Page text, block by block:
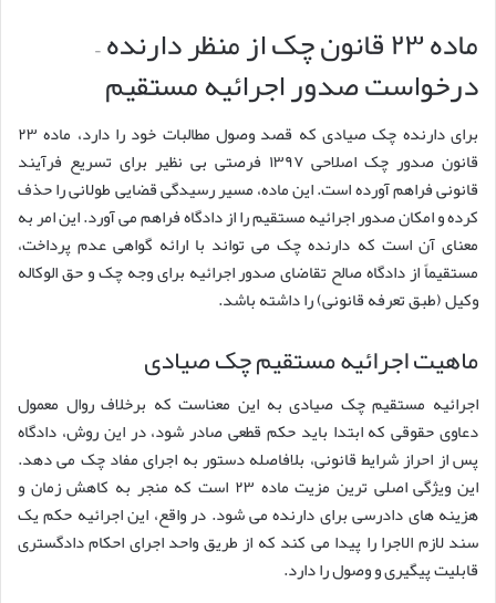
ماده ۲۳ قانون چک از منظر دارنده –
درخواست صدور اجرائیه مستقیم
برای دارنده چک صیادی که قصد وصول مطالبات خود را دارد، ماده ۲۳
قانون صدور چک اصلاحی ۱۳۹۷ فرصتی بی نظیر برای تسریع فرآیند
قانونی فراهم آورده است. این ماده، مسیر رسیدگی قضایی طولانی را حذف
کرده و امکان صدور اجرائیه مستقیم را از دادگاه فراهم می آورد. این امر به
معنای آن است که دارنده چک می تواند با ارائه گواهی عدم پرداخت،
مستقیماً از دادگاه صالح تقاضای صدور اجرائیه برای وجه چک و حق الوکاله
وکیل (طبق تعرفه قانونی) را داشته باشد.
ماهیت اجرائیه مستقیم چک صیادی
اجرائیه مستقیم چک صیادی به این معناست که برخلاف روال معمول
دعاوی حقوقی که ابتدا باید حکم قطعی صادر شود، در این روش، دادگاه
پس از احراز شرایط قانونی، بلافاصله دستور به اجرای مفاد چک می دهد.
این ویژگی اصلی ترین مزیت ماده ۲۳ است که منجر به کاهش زمان و
هزینه های دادرسی برای دارنده می شود. در واقع، این اجرائیه حکم یک
سند لازم الاجرا را پیدا می کند که از طریق واحد اجرای احکام دادگستری
قابلیت پیگیری و وصول را دارد.